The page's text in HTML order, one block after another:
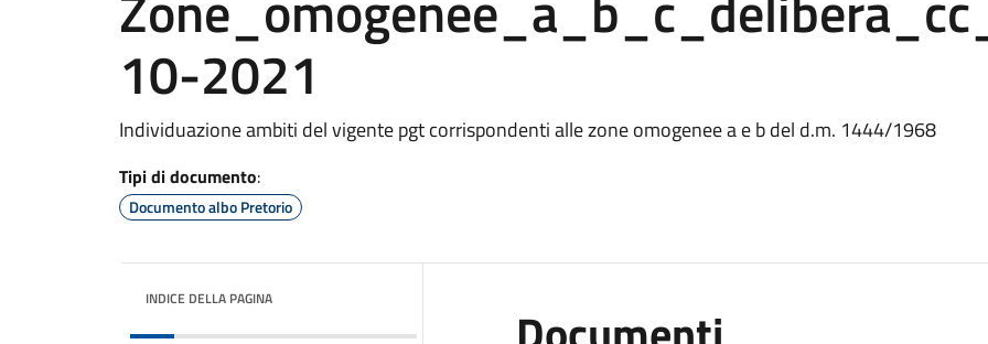
10-2021
Individuazione ambiti del vigente pgt corrispondenti alle zone omogenee a e b del d.m. 1444/1968
Tipi di documento:
Documento albo Pretorio
INDICE DELLA PAGINA